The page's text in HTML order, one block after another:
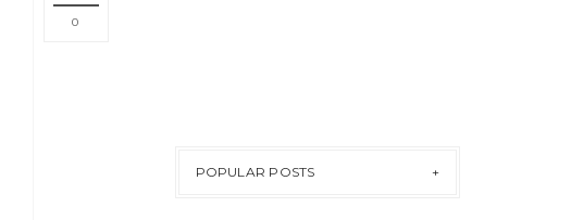
0
POPULAR POSTS